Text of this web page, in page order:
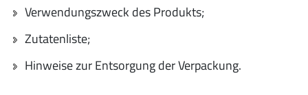
Verwendungszweck des Produkts;
Zutatenliste;
Hinweise zur Entsorgung der Verpackung.